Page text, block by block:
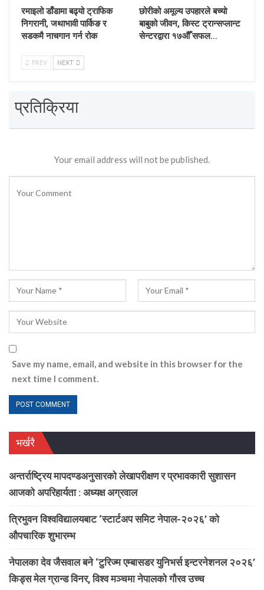
रमाइलो डाँडामा बढ्यो ट्राफिक
निगरानी, जथाभावी पार्किङ र
सडकमै नाचगान गर्न रोक
छोरीको अमूल्य उपहारले बच्यो
बाबुको जीवन, किस्ट ट्रान्सप्लान्ट
सेन्टरद्वारा १७औँ सफल…
PREV NEXT
प्रतिक्रिया
Your email address will not be published.
Save my name, email, and website in this browser for the
next time I comment.
भर्खरै
अन्तर्राष्ट्रिय मापदण्डअनुसारको लेखापरीक्षण र प्रभावकारी सुशासन
आजको अपरिहार्यता : अध्यक्ष अग्रवाल
त्रिभुवन विश्वविद्यालयबाट ‘स्टार्टअप समिट नेपाल-२०२६’ को
औपचारिक शुभारम्भ
नेपालका देव जैसवाल बने ‘टुरिज्म एम्बासडर युनिभर्स इन्टरनेशनल २०२६’
किड्स मेल ग्रान्ड विनर, विश्व मञ्चमा नेपालको गौरव उच्च